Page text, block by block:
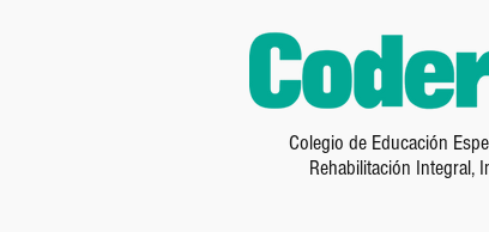
Colegio de Educación
Rehabilitación Integral,